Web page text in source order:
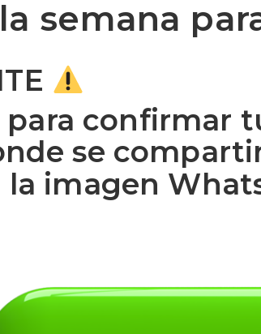
semana
para confirmar
se
la imagen